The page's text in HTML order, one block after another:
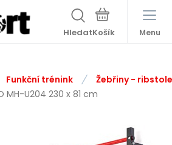
Hledat Menu
Funkční trénink
Žebřiny - ribstole
MH-U204 230 x 81 cm